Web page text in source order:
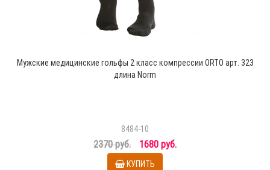
Мужские медицинские гольфы 2 класс компрессии ORTO арт. 323
длина Norm
8484-10
2370 руб. 1680 руб.
КУПИТЬ